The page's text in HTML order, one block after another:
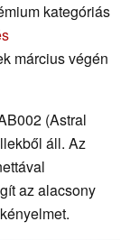
kategóriás
március végén
(Astral
áll. Az
az alacsony